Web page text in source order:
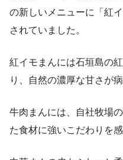
の新しいメニューに「紅
されていました。
紅イモまんには石垣島の
り、自然の濃厚な甘さが
牛肉まんには、自社牧場
た食材に強いこだわりを感